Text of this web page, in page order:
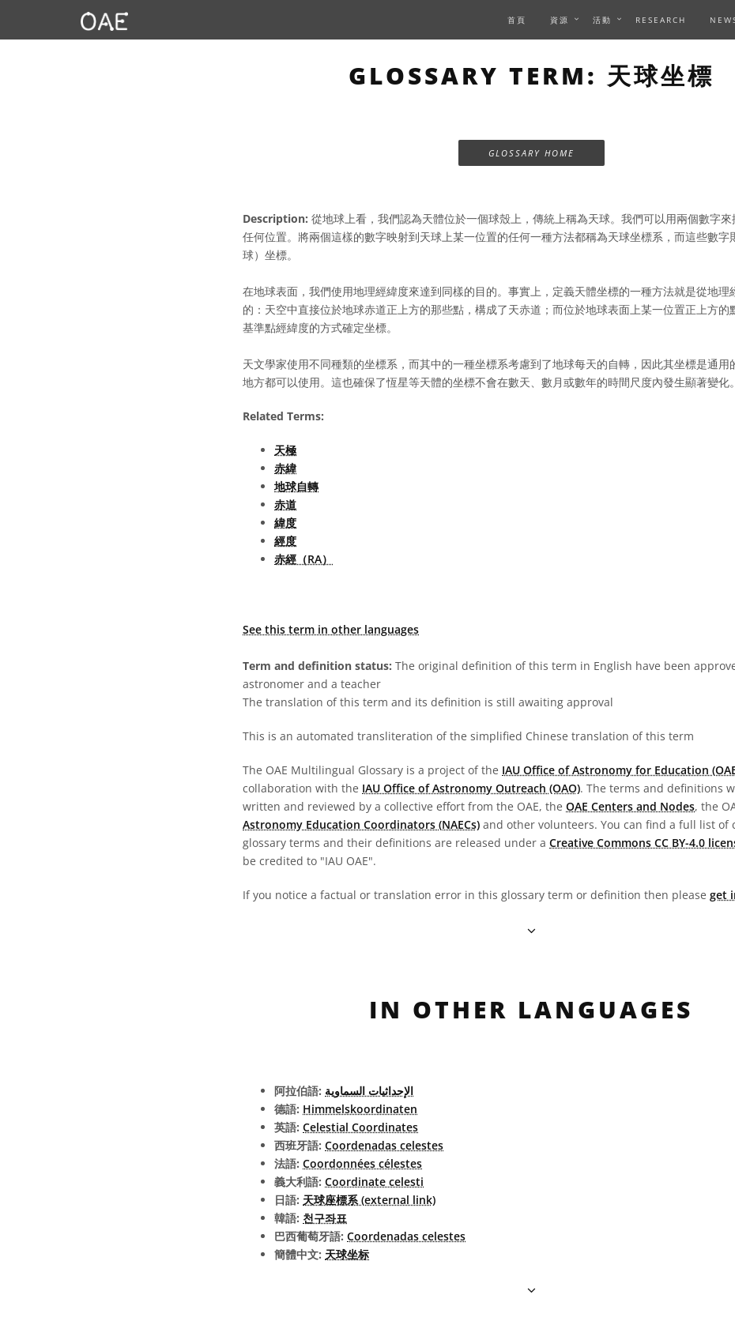
首頁 資源 活動 RESEARCH
GLOSSARY TERM: 天球坐標
GLOSSARY HOME
Description: 從地球上看，我們認為天體位於一個球殼上，傳統上稱為天球。我們可以用兩個數字
任何位置。將兩個這樣的數字映射到天球上某一位置的任何一種方法都稱為天球坐標系，而這些數字
球）坐標。
在地球表面，我們使用地理經緯度來達到同樣的目的。事實上，定義天體坐標的一種方法就是從地理
的：天空中直接位於地球赤道正上方的那些點，構成了天赤道；而位於地球表面上某一位置正上方的
基準點經緯度的方式確定坐標。
天文學家使用不同種類的坐標系，而其中的一種坐標系考慮到了地球每天的自轉，因此其坐標是通用
地方都可以使用。這也確保了恆星等天體的坐標不會在數天、數月或數年的時間尺度內發生顯著變化。
Related Terms:
天極
赤緯
地球自轉
赤道
緯度
經度
赤經（RA）
See this term in other languages
Term and definition status: The original definition of this term in English have been
astronomer and a teacher
The translation of this term and its definition is still awaiting approval
This is an automated transliteration of the simplified Chinese translation of this term
The OAE Multilingual Glossary is a project of the IAU Office of Astronomy for Education
collaboration with the IAU Office of Astronomy Outreach (OAO). The terms and definitions
written and reviewed by a collective effort from the OAE, the OAE Centers and Nodes, the
Astronomy Education Coordinators (NAECs) and other volunteers. You can find a full list of
glossary terms and their definitions are released under a Creative Commons CC BY-4.0
be credited to "IAU OAE".
If you notice a factual or translation error in this glossary term or definition then please get
IN OTHER LANGUAGES
阿拉伯語: الإحداثيات السماوية
德語: Himmelskoordinaten
英語: Celestial Coordinates
西班牙語: Coordenadas celestes
法語: Coordonnées célestes
義大利語: Coordinate celesti
日語: 天球座標系 (external link)
韓語: 천구좌표
巴西葡萄牙語: Coordenadas celestes
簡體中文: 天球坐标